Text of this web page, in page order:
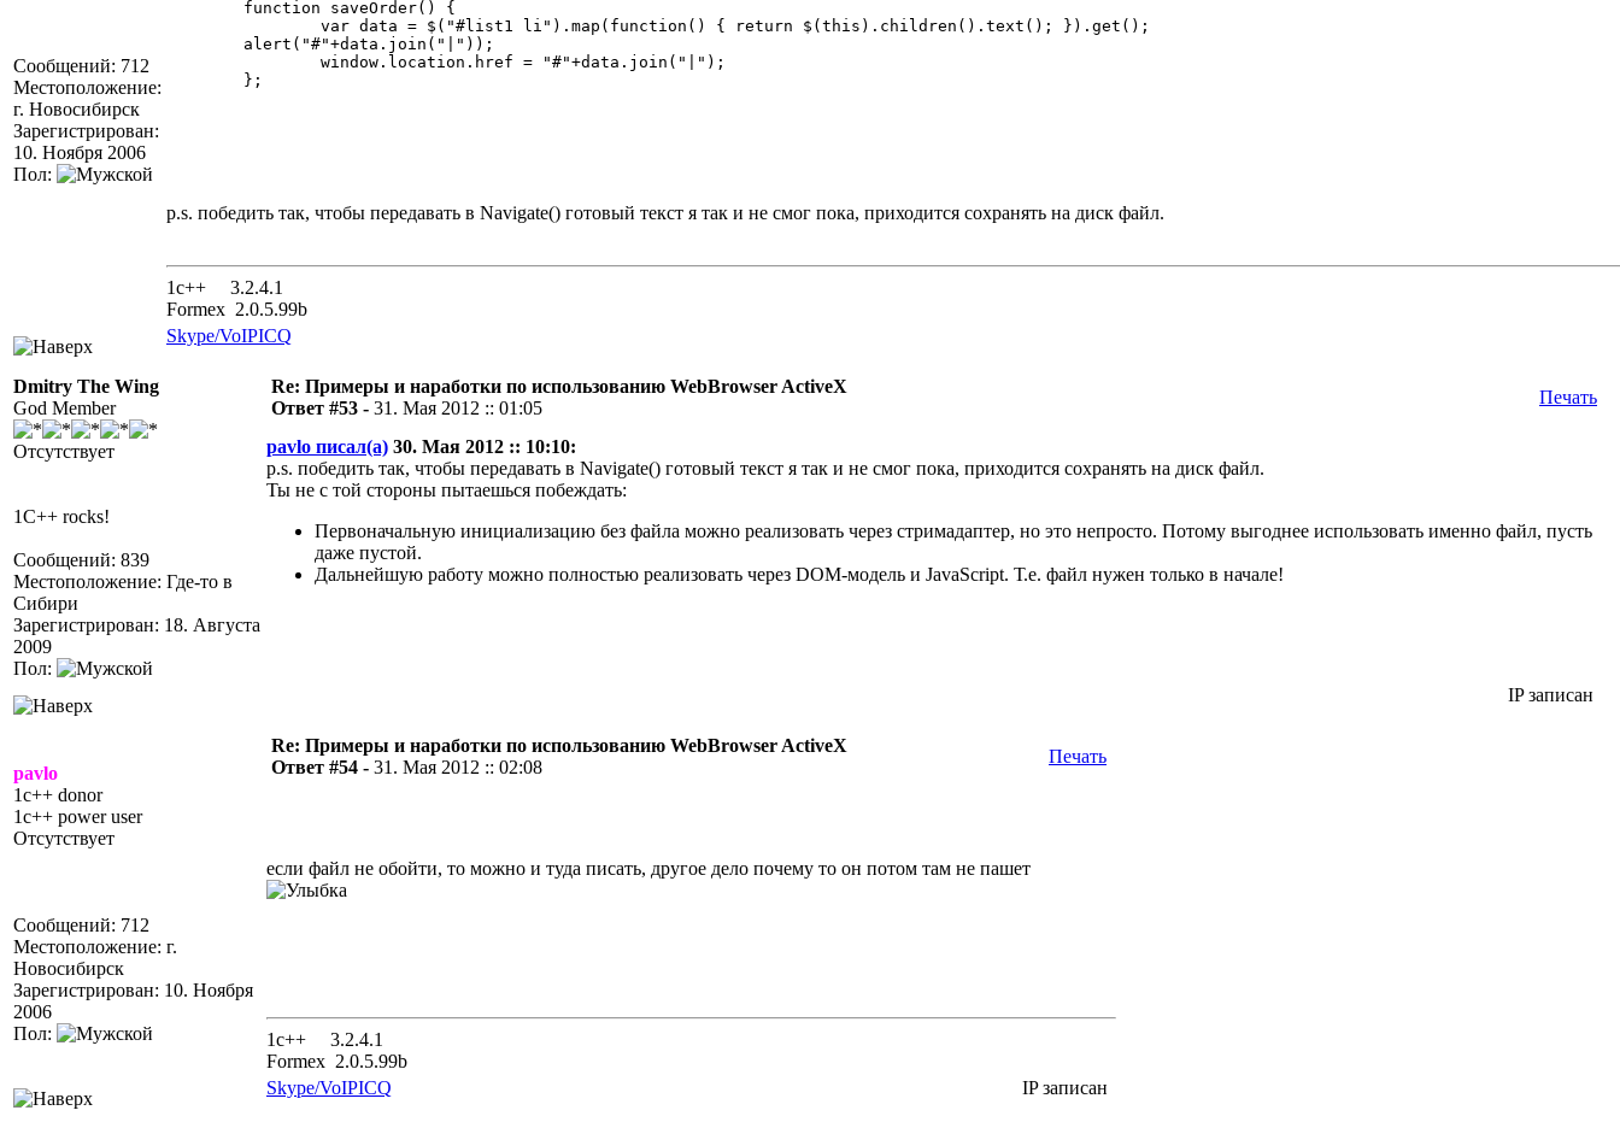
Сообщений: 712
Местоположение:
г. Новосибирск
Зарегистрирован:
10. Ноября 2006
Пол:
p.s. победить так, чтобы передавать в Navigate() готовый текст я так и не смог пока, приходится сохранять на диск файл.
1с++ 3.2.4.1
Formex 2.0.5.99b
Skype/VoIPICQ
Dmitry The Wing
God Member
Отсутствует
1C++ rocks!
Сообщений: 839
Местоположение: Где-то в
Сибири
Зарегистрирован: 18. Августа
2009
Пол:
Re: Примеры и наработки по использованию WebBrowser ActiveX
Ответ #53 - 31. Мая 2012 :: 01:05
Печать
pavlo писал(а) 30. Мая 2012 :: 10:10:
p.s. победить так, чтобы передавать в Navigate() готовый текст я так и не смог пока, приходится сохранять на диск файл.
Ты не с той стороны пытаешься побеждать:
Первоначальную инициализацию без файла можно реализовать через стримадаптер, но это непросто. Потому выгоднее использовать именно файл, пусть
даже пустой.
Дальнейшую работу можно полностью реализовать через DOM-модель и JavaScript. Т.е. файл нужен только в начале!
IP записан
pavlo
1c++ donor
1c++ power user
Отсутствует
Сообщений: 712
Местоположение: г.
Новосибирск
Зарегистрирован: 10. Ноября
2006
Пол:
Re: Примеры и наработки по использованию WebBrowser ActiveX
Ответ #54 - 31. Мая 2012 :: 02:08
Печать
если файл не обойти, то можно и туда писать, другое дело почему то он потом там не пашет
1с++ 3.2.4.1
Formex 2.0.5.99b
Skype/VoIPICQ IP записан